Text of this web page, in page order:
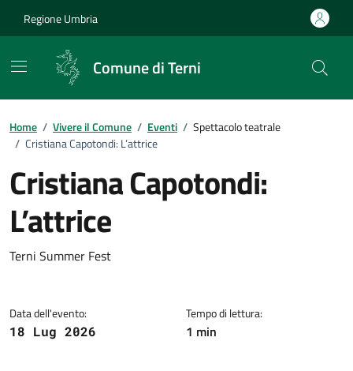
Regione Umbria
Comune di Terni
Home / Vivere il Comune / Eventi / Spettacolo teatrale
/ Cristiana Capotondi: L’attrice
Cristiana Capotondi:
L’attrice
Dettagli dell'evento
Terni Summer Fest
Data dell'evento:
18 Lug 2026
Tempo di lettura:
1 min